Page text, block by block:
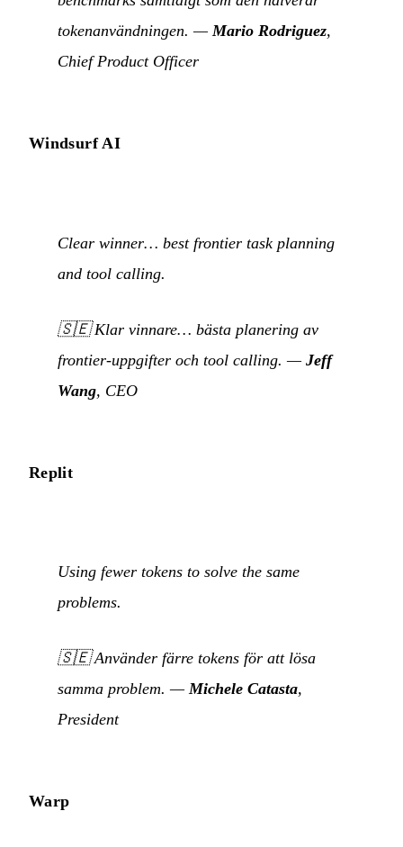
tokenanvändningen. —Mario Rodriguez,
Chief Product Officer
Windsurf AI
Clear winner… best frontier task planning
and tool calling.
🇸🇪Klar vinnare… bästa planering av
frontier-uppgifter och tool calling. — Jeff
Wang, CEO
Replit
Using fewer tokens to solve the same
problems.
🇸🇪Använder färre tokens för att lösa
samma problem. — Michele Catasta,
President
Warp